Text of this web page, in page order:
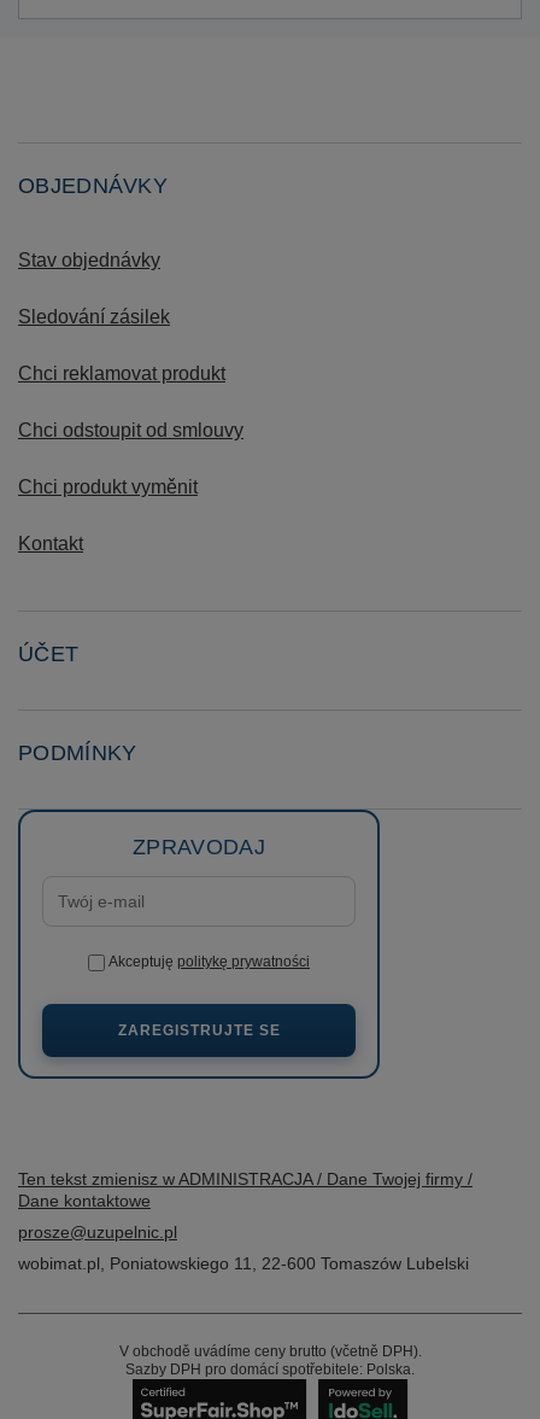
OBJEDNÁVKY
Stav objednávky
Sledování zásilek
Chci reklamovat produkt
Chci odstoupit od smlouvy
Chci produkt vyměnit
Kontakt
ÚČET
PODMÍNKY
ZPRAVODAJ
Akceptuję politykę prywatności
ZAREGISTRUJTE SE
Ten tekst zmienisz w ADMINISTRACJA / Dane Twojej firmy /
Dane kontaktowe
prosze@uzupelnic.pl
wobimat.pl
Poniatowskiego 11 22-600 Tomaszów Lubelski
V obchodě uvádíme ceny brutto (včetně DPH).
Sazby DPH pro domácí spotřebitele: Polska.